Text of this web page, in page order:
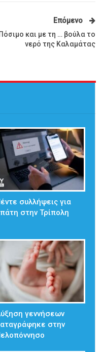
Επόμενο
Πόσιμο και με τη … βούλα το
νερό της Καλαμάτας
συλλήψεις για
στην Τρίπολη
γεννήσεων
στην